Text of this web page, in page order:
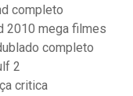
completo
2010 mega filmes
completo
2
critica